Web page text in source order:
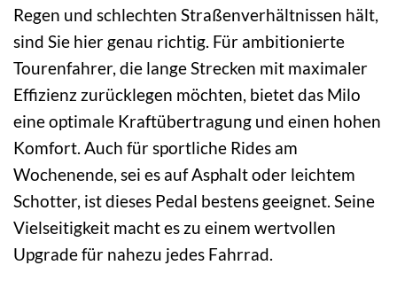
Regen und schlechten Straßenverhältnissen hält,
sind Sie hier genau richtig. Für ambitionierte
Tourenfahrer, die lange Strecken mit maximaler
Effizienz zurücklegen möchten, bietet das Milo
eine optimale Kraftübertragung und einen hohen
Komfort. Auch für sportliche Rides am
Wochenende, sei es auf Asphalt oder leichtem
Schotter, ist dieses Pedal bestens geeignet. Seine
Vielseitigkeit macht es zu einem wertvollen
Upgrade für nahezu jedes Fahrrad.